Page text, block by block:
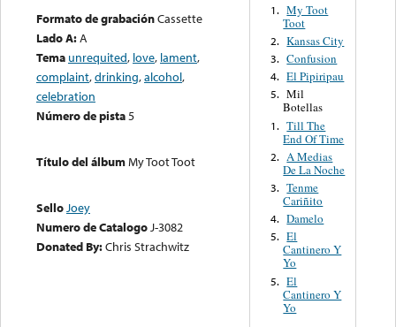
Formato de grabaciónCassette
Lado A:A
Tema unrequited, love, lament,
complaint,drinking,alcohol,
celebration
Número de pista5
Título del álbumMy Toot Toot
SelloJoey
Numero de CatalogoJ-3082
Donated By:Chris Strachwitz
1. My Toot
Toot
2. Kansas City
3. Confusion
4. El Pipiripau
5. Mil
Botellas
1. Till The
End Of Time
2. A Medias
De La Noche
3. Tenme
Cariñito
4. Damelo
5. El
Cantinero Y
Yo
5. El
Cantinero Y
Yo